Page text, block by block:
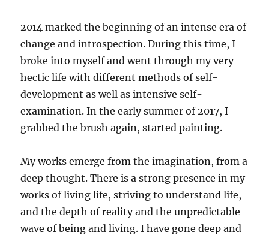
2014 marked the beginning of an intense era of
change and introspection. During this time, I
broke into myself and went through my very
hectic life with different methods of self-
development as well as intensive self-
examination. In the early summer of 2017, I
grabbed the brush again, started painting.
My works emerge from the imagination, from a
deep thought. There is a strong presence in my
works of living life, striving to understand life,
and the depth of reality and the unpredictable
wave of being and living. I have gone deep and